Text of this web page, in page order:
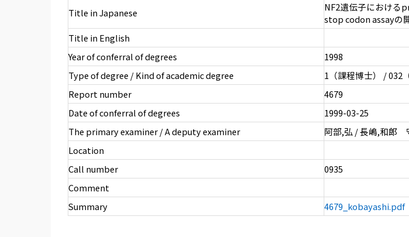
Title in Japanese
NF2遺伝子におけ
stop codon assayの
Title in English
Year of conferral of degrees
1998
Type of degree / Kind of academic degree
1（課程博士） / 032
Report number
4679
Date of conferral of degrees
1999-03-25
The primary examiner / A deputy examiner
阿部,弘 / 長嶋,和郎
Location
Call number
0935
Comment
Summary
4679_kobayashi.pdf